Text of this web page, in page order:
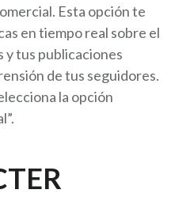
Esta opción te
en tiempo real sobre el
tus publicaciones
de tus seguidores.
la opción